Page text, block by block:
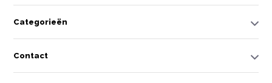
Categorieën
Contact